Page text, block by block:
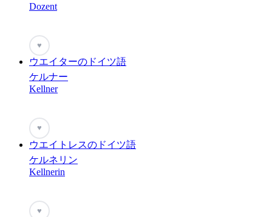
Dozent
♥
ウエイターのドイツ語
ケルナー
Kellner
♥
ウエイトレスのドイツ語
ケルネリン
Kellnerin
♥